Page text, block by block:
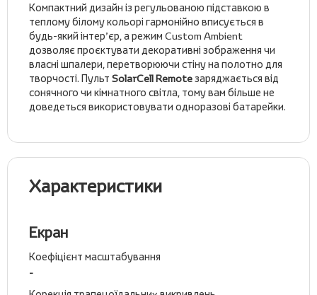
Компактний дизайн із регульованою підставкою в
теплому білому кольорі гармонійно вписується в
будь-який інтер’єр, а режим Custom Ambient
дозволяє проєктувати декоративні зображення чи
власні шпалери, перетворюючи стіну на полотно для
творчості. Пульт SolarCell Remoteзаряджається від
сонячного чи кімнатного світла, тому вам більше не
доведеться використовувати одноразові батарейки.
Характеристики
Екран
Коефіцієнт масштабування
-